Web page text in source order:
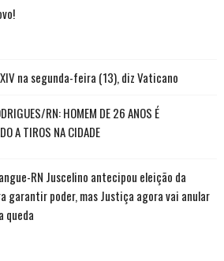
na segunda-feira (13), diz Vaticano
RN: HOMEM DE 26 ANOS É
A TIROS NA CIDADE
RN Juscelino antecipou eleição da
garantir poder, mas Justiça agora vai anular
queda